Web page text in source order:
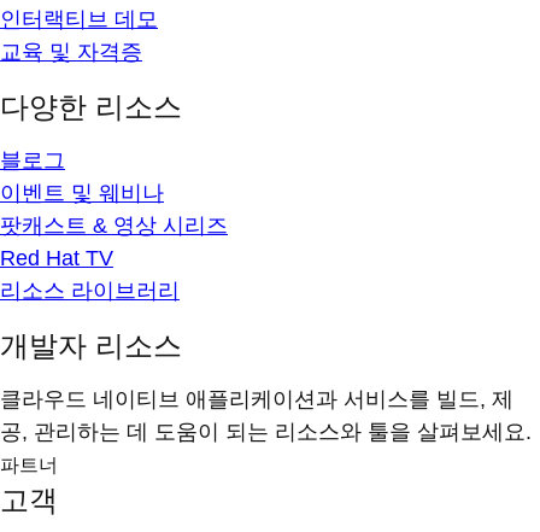
인터랙티브 데모
교육 및 자격증
다양한 리소스
블로그
이벤트 및 웨비나
팟캐스트 & 영상 시리즈
Red Hat TV
리소스 라이브러리
개발자 리소스
클라우드 네이티브 애플리케이션과 서비스를 빌드, 제
공, 관리하는 데 도움이 되는 리소스와 툴을 살펴보세요.
파트너
고객